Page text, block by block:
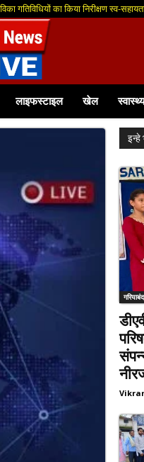
का किया निरीक्षण स्व-
लाइफस्टाइल खेल स्वास्थ्य
गरियाबंद